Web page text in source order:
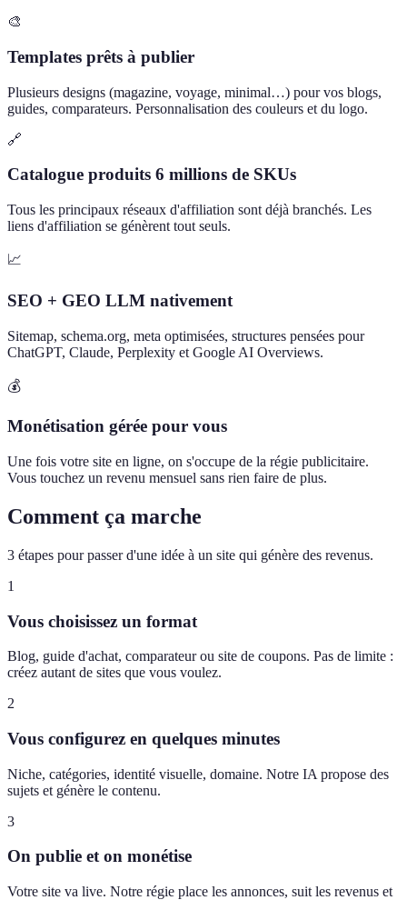
🎨
Templates prêts à publier
Plusieurs designs (magazine, voyage, minimal…) pour vos blogs,
guides, comparateurs. Personnalisation des couleurs et du logo.
🔗
Catalogue produits 6 millions de SKUs
Tous les principaux réseaux d'affiliation sont déjà branchés. Les
liens d'affiliation se génèrent tout seuls.
📈
SEO + GEO LLM nativement
Sitemap, schema.org, meta optimisées, structures pensées pour
ChatGPT, Claude, Perplexity et Google AI Overviews.
💰
Monétisation gérée pour vous
Une fois votre site en ligne, on s'occupe de la régie publicitaire.
Vous touchez un revenu mensuel sans rien faire de plus.
Comment ça marche
3 étapes pour passer d'une idée à un site qui génère des revenus.
1
Vous choisissez un format
Blog, guide d'achat, comparateur ou site de coupons. Pas de limite :
créez autant de sites que vous voulez.
2
Vous configurez en quelques minutes
Niche, catégories, identité visuelle, domaine. Notre IA propose des
sujets et génère le contenu.
3
On publie et on monétise
Votre site va live. Notre régie place les annonces, suit les revenus et